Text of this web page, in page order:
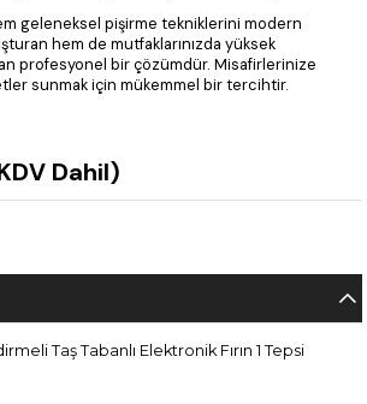
geleneksel pişirme tekniklerini modern
hem de mutfaklarınızda yüksek
profesyonel bir çözümdür. Misafirlerinize
sunmak için mükemmel bir tercihtir.
Dahil)
Taş Tabanlı Elektronik Fırın 1 Tepsi